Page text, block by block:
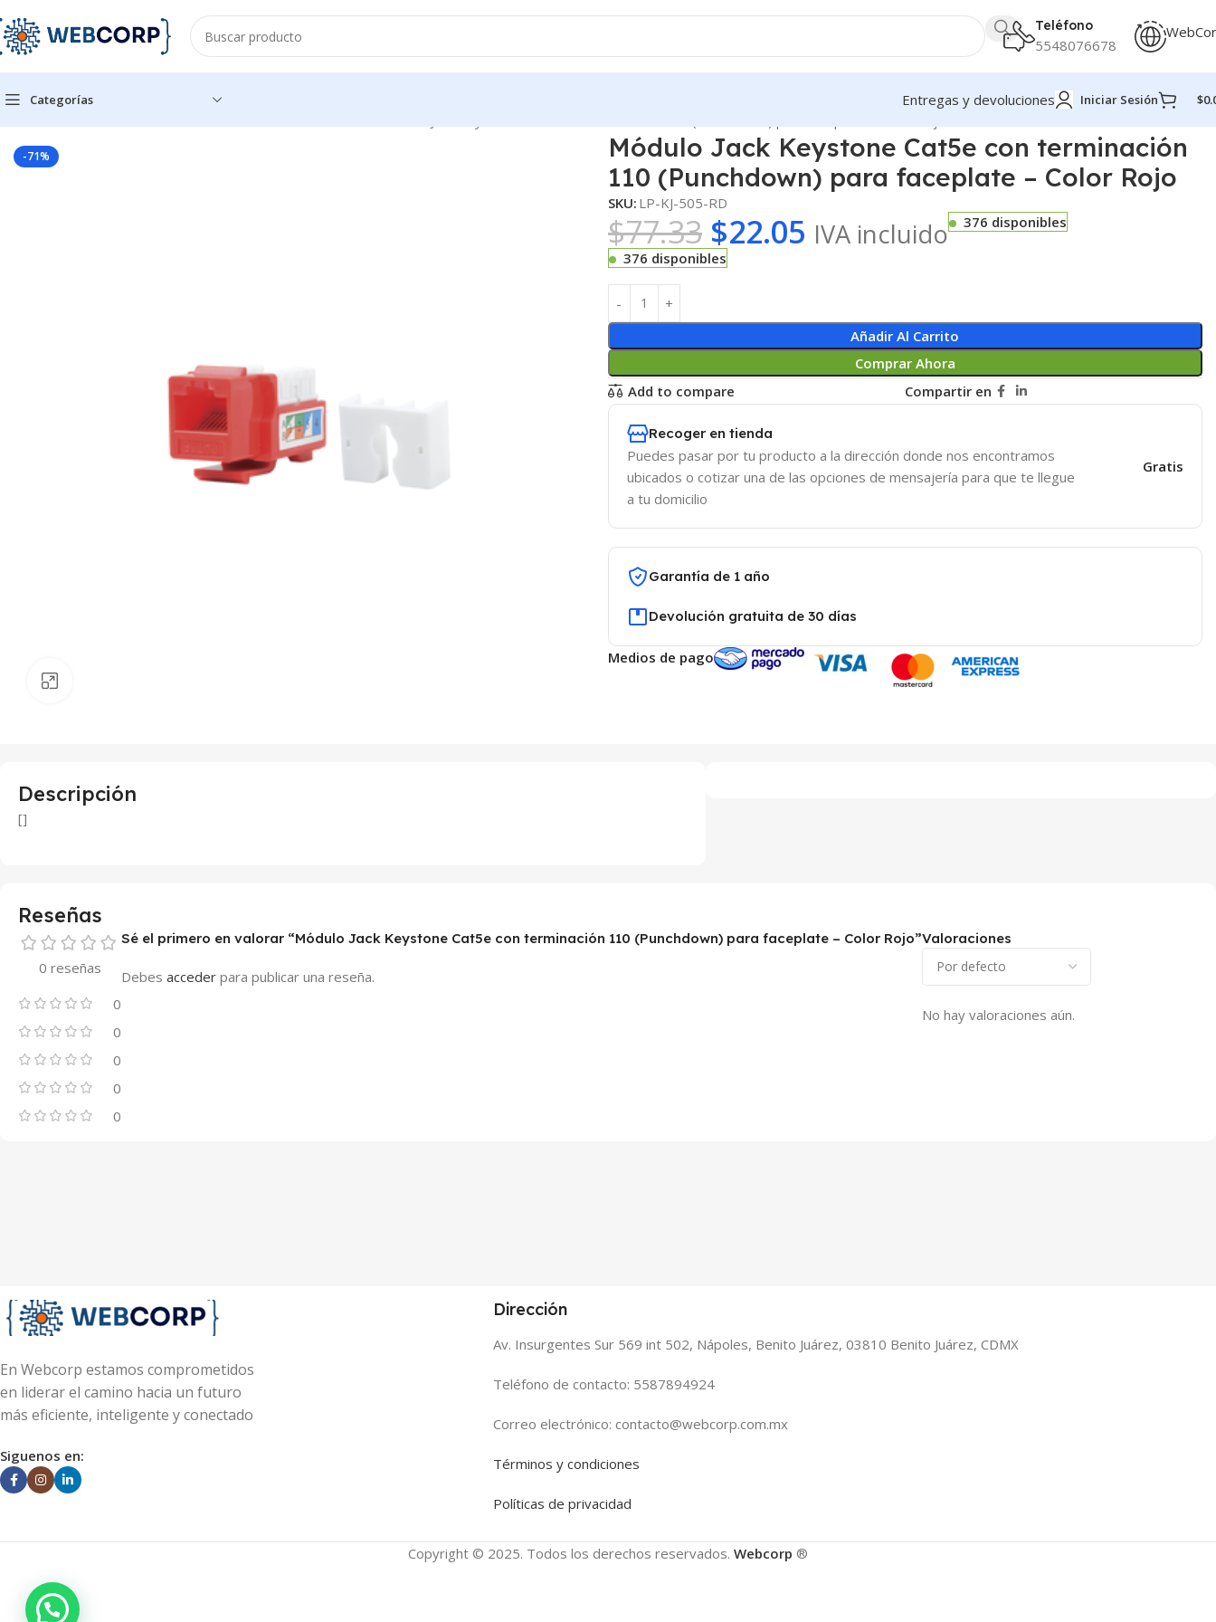
Teléfono
5548076678
Categorías Entregas y devoluciones Iniciar Sesión $
-71%
Módulo Jack Keystone Cat5e con terminación
110 (Punchdown) para faceplate – Color Rojo
SKU: LP-KJ-505-RD
$77.33 $22.05 IVA incluido
376 disponibles
376 disponibles
Añadir Al Carrito
Comprar Ahora
Add to compare
Compartir en
Recoger en tienda
Puedes pasar por tu producto a la dirección donde nos encontramos
ubicados o cotizar una de las opciones de mensajería para que te llegue
a tu domicilio
Gratis
Garantía de 1 año
Devolución gratuita de 30 días
Medios de pago
Descripción
[]
Reseñas
0 reseñas
0
0
0
0
0
Valoraciones
No hay valoraciones aún.
Sé el primero en valorar “Módulo Jack Keystone Cat5e con terminación 110 (Punchdown) para faceplate – Color Rojo”
Debes acceder para publicar una reseña.
En Webcorp estamos comprometidos
en liderar el camino hacia un futuro
más eficiente, inteligente y conectado
Siguenos en:
Dirección
Av. Insurgentes Sur 569 int 502, Nápoles, Benito Juárez, 03810 Benito Juárez, CDMX
Teléfono de contacto: 5587894924
Correo electrónico: contacto@webcorp.com.mx
Términos y condiciones
Políticas de privacidad
Copyright © 2025. Todos los derechos reservados. Webcorp ®